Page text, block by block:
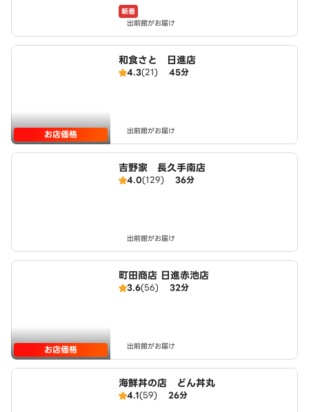
新着
出前館がお届け
お店価格
和食さと 日進店
4.3(21) 45分
出前館がお届け
吉野家 長久手南店
4.0(129) 36分
出前館がお届け
お店価格
町田商店 日進赤池店
3.6(56) 32分
出前館がお届け
海鮮丼の店 どん丼丸
4.1(59) 26分